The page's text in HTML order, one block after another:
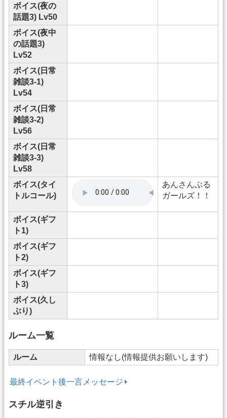
ボイス(夜の
話題3) Lv50
ボイス(夜中
の話題3)
Lv52
ボイス(日常
雑談3-1)
Lv54
ボイス(日常
雑談3-2)
Lv56
ボイス(日常
雑談3-3)
Lv58
ボイス(タイ
トルコール)
あんさんぶる
ガールズ！！
ボイス(ギフ
ト1)
ボイス(ギフ
ト2)
ボイス(ギフ
ト3)
ボイス(久し
ぶり)
ルーム一覧
ルーム 情報なし(情報提供お願いします)
最終イベント後一言メッセージ
スチル逆引き